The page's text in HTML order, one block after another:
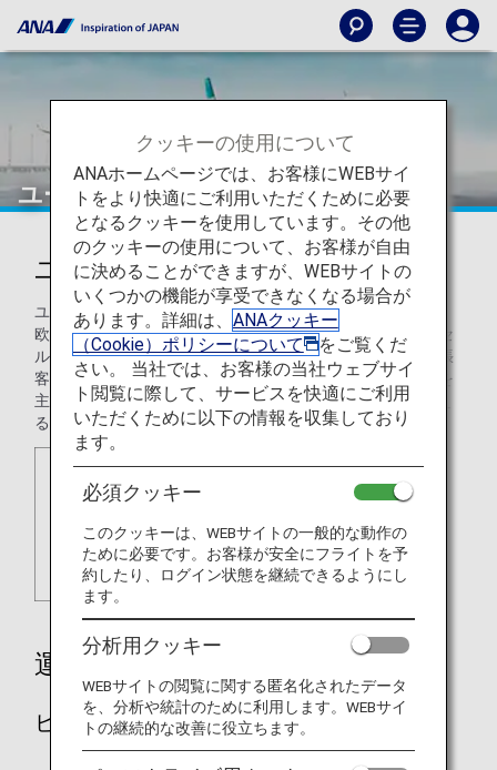
ユーロウィングス（EW）
ユーロウィングス（EW）
ユーロウィングスはルフトハンザグループの格安航空会社。
欧州内の格安直行便とケルン・ボン、ミュンヘン、デュッセ
ルドルフの各空港からの格安直行便に特化しています。出張
客や都市型バカンス、ビーチリゾートでの休暇旅行の旅客を
主要顧客として、現在世界50カ国以上の合計210カ所を超え
る目的地に乗り入れています。
運賃別積算率
ビジネスクラス
クッキーの使用について
ANAホームページでは、お客様にWEBサイ
トをより快適にご利用いただくために必要
となるクッキーを使用しています。その他
のクッキーの使用について、お客様が自由
に決めることができますが、WEBサイトの
いくつかの機能が享受できなくなる場合が
あります。詳細は、 ANAクッキー
（Cookie）ポリシーについて
をご覧くだ
さい。 当社では、お客様の当社ウェブサイ
ト閲覧に際して、サービスを快適にご利用
いただくために以下の情報を収集しており
ます。
必須クッキー
このクッキーは、WEBサイトの一般的な動作の
ために必要です。お客様が安全にフライトを予
約したり、ログイン状態を継続できるようにし
ます。
分析用クッキー
WEBサイトの閲覧に関する匿名化されたデータ
を、分析や統計のために利用します。WEBサイ
トの継続的な改善に役立ちます。